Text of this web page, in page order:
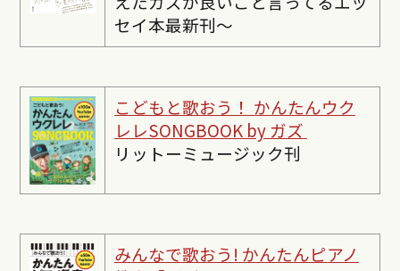
セイ本最新刊〜
こどもと歌おう！ かんたんウク
レレSONGBOOK by ガズ
リットーミュージック刊
みんなで歌おう! かんたんピアノ